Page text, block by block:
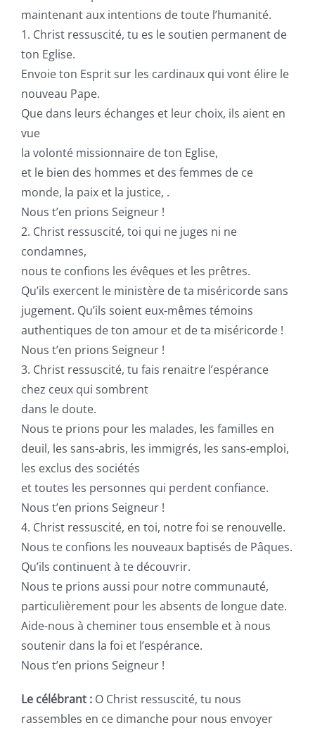
maintenant aux intentions de toute l’humanité.
1. Christ ressuscité, tu es le soutien permanent de
ton Eglise.
Envoie ton Esprit sur les cardinaux qui vont élire le
nouveau Pape.
Que dans leurs échanges et leur choix, ils aient en
vue
la volonté missionnaire de ton Eglise,
et le bien des hommes et des femmes de ce
monde, la paix et la justice, .
Nous t’en prions Seigneur !
2. Christ ressuscité, toi qui ne juges ni ne
condamnes,
nous te confions les évêques et les prêtres.
Qu’ils exercent le ministère de ta miséricorde sans
jugement. Qu’ils soient eux-mêmes témoins
authentiques de ton amour et de ta miséricorde !
Nous t’en prions Seigneur !
3. Christ ressuscité, tu fais renaitre l’espérance
chez ceux qui sombrent
dans le doute.
Nous te prions pour les malades, les familles en
deuil, les sans-abris, les immigrés, les sans-emploi,
les exclus des sociétés
et toutes les personnes qui perdent confiance.
Nous t’en prions Seigneur !
4. Christ ressuscité, en toi, notre foi se renouvelle.
Nous te confions les nouveaux baptisés de Pâques.
Qu’ils continuent à te découvrir.
Nous te prions aussi pour notre communauté,
particulièrement pour les absents de longue date.
Aide-nous à cheminer tous ensemble et à nous
soutenir dans la foi et l’espérance.
Nous t’en prions Seigneur !
Le célébrant :O Christ ressuscité, tu nous
rassembles en ce dimanche pour nous envoyer